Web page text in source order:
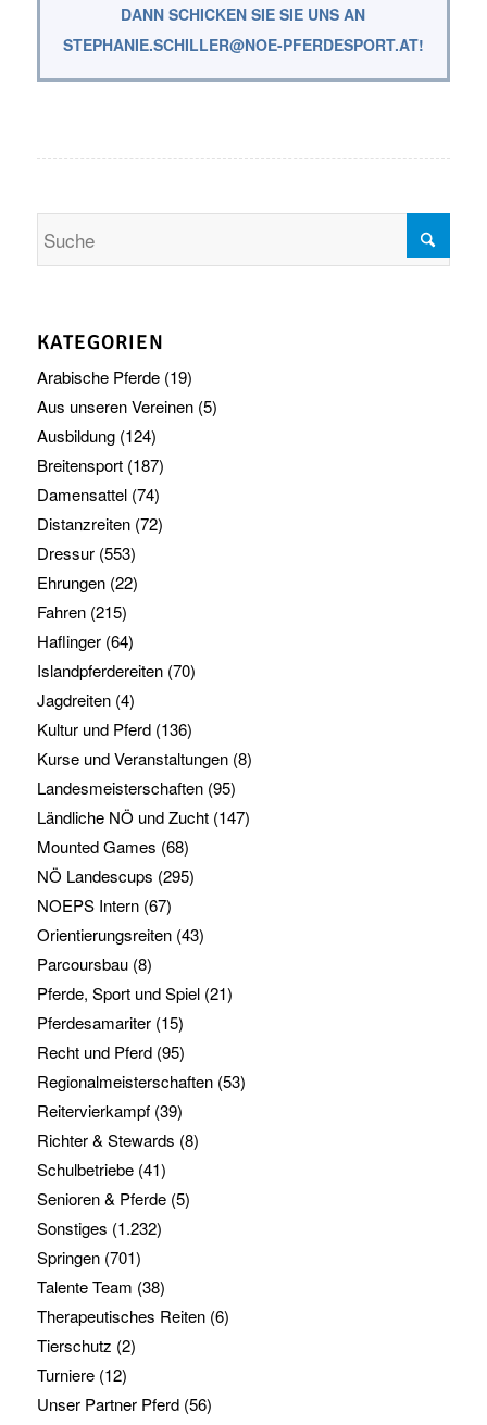
DANN SCHICKEN SIE SIE UNS AN
STEPHANIE.SCHILLER@NOE-PFERDESPORT.AT!
KATEGORIEN
Arabische Pferde(19)
Aus unseren Vereinen(5)
Ausbildung(124)
Breitensport(187)
Damensattel(74)
Distanzreiten(72)
Dressur(553)
Ehrungen(22)
Fahren(215)
Haflinger(64)
Islandpferdereiten(70)
Jagdreiten(4)
Kultur und Pferd(136)
Kurse und Veranstaltungen(8)
Landesmeisterschaften(95)
Ländliche NÖ und Zucht(147)
Mounted Games (68)
NÖ Landescups (295)
NOEPS Intern(67)
Orientierungsreiten(43)
Parcoursbau(8)
Pferde, Sport und Spiel(21)
Pferdesamariter(15)
Recht und Pferd(95)
Regionalmeisterschaften(53)
Reitervierkampf(39)
Richter & Stewards (8)
Schulbetriebe(41)
Senioren & Pferde(5)
Sonstiges (1.232)
Springen(701)
Talente Team (38)
Therapeutisches Reiten(6)
Tierschutz (2)
Turniere(12)
Unser Partner Pferd(56)